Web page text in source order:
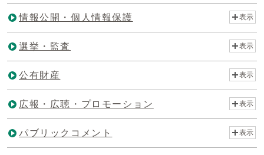
情報公開・個人情報保護 表示
選挙・監査 表示
公有財産 表示
広報・広聴・プロモーション 表示
パブリックコメント 表示